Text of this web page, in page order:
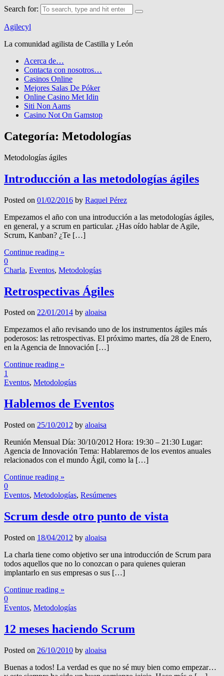
Search for:
Agilecyl
La comunidad agilista de Castilla y León
Acerca de…
Contacta con nosotros…
Casinos Online
Mejores Salas De Póker
Online Casino Met Idin
Siti Non Aams
Casino Not On Gamstop
Categoría: Metodologías
Metodologías ágiles
Introducción a las metodologías ágiles
Posted on 01/02/2016 by Raquel Pérez
Empezamos el año con una introducción a las metodologías ágiles,
en general, y a scrum en particular. ¿Has oído hablar de Agile,
Scrum, Kanban? ¿Te […]
Continue reading »
0
Charla, Eventos, Metodologías
Retrospectivas Ágiles
Posted on 22/01/2014 by aloaisa
Empezamos el año revisando uno de los instrumentos ágiles más
poderosos: las retrospectivas. El próximo martes, día 28 de Enero,
en la Agencia de Innovación […]
Continue reading »
1
Eventos, Metodologías
Hablemos de Eventos
Posted on 25/10/2012 by aloaisa
Reunión Mensual Día: 30/10/2012 Hora: 19:30 – 21:30 Lugar:
Agencia de Innovación Tema: Hablaremos de los eventos anuales
relacionados con el mundo Ágil, como la […]
Continue reading »
0
Eventos, Metodologías, Resúmenes
Scrum desde otro punto de vista
Posted on 18/04/2012 by aloaisa
La charla tiene como objetivo ser una introducción de Scrum para
todos aquellos que no lo conozcan o para quienes quieran
implantarlo en sus empresas o sus […]
Continue reading »
0
Eventos, Metodologías
12 meses haciendo Scrum
Posted on 26/10/2010 by aloaisa
Buenas a todos! La verdad es que no sé muy bien como empezar…